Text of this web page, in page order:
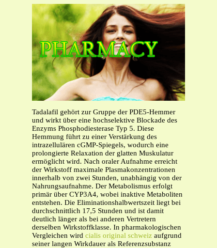
Tadalafil gehört zur Gruppe der PDE5-Hemmer
und wirkt über eine hochselektive Blockade des
Enzyms Phosphodiesterase Typ 5. Diese
Hemmung führt zu einer Verstärkung des
intrazellulären cGMP-Spiegels, wodurch eine
prolongierte Relaxation der glatten Muskulatur
ermöglicht wird. Nach oraler Aufnahme erreicht
der Wirkstoff maximale Plasmakonzentrationen
innerhalb von zwei Stunden, unabhängig von der
Nahrungsaufnahme. Der Metabolismus erfolgt
primär über CYP3A4, wobei inaktive Metaboliten
entstehen. Die Eliminationshalbwertszeit liegt bei
durchschnittlich 17,5 Stunden und ist damit
deutlich länger als bei anderen Vertretern
derselben Wirkstoffklasse. In pharmakologischen
Vergleichen wird cialis original schweiz aufgrund
seiner langen Wirkdauer als Referenzsubstanz